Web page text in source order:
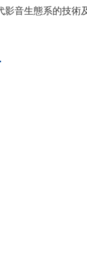
影音生態系的技術